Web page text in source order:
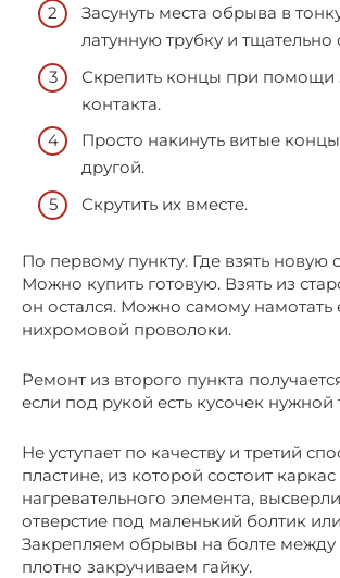
Засунуть места обрыва в
латунную трубку и тщательно
Скрепить концы при помощи
контакта.
Просто накинуть витые
другой.
Скрутить их вместе.
По первому пункту. Где взять новую
Можно купить готовую. Взять из
он остался. Можно самому намотать
нихромовой проволоки.
Ремонт из второго пункта
если под рукой есть кусочек нужной
Не уступает по качеству и третий
пластине, из которой состоит каркас
нагревательного элемента,
отверстие под маленький болтик
Закрепляем обрывы на болте между
плотно закручиваем гайку.